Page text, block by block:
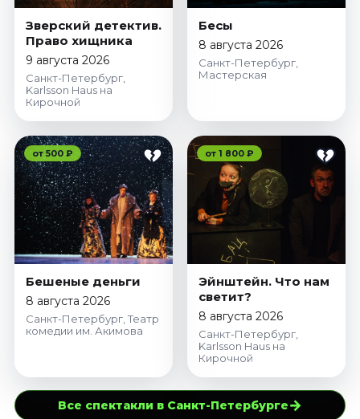
Зверский детектив.
Право хищника
9 августа 2026
Санкт-Петербург,
Karlsson Haus на
Кирочной
Бесы
8 августа 2026
Санкт-Петербург,
Мастерская
от 500 ₽
Бешеные деньги
8 августа 2026
Санкт-Петербург, Театр
комедии им. Акимова
от 1 800 ₽
Эйнштейн. Что нам
светит?
8 августа 2026
Санкт-Петербург,
Karlsson Haus на
Кирочной
Все спектакли в Санкт-Петербурге→